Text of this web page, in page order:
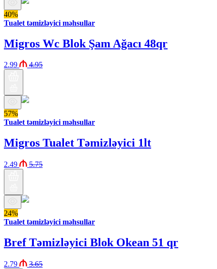
40%
Tualet təmizləyici məhsullar
Migros Wc Blok Şam Ağacı 48qr
2.99 4.95
57%
Tualet təmizləyici məhsullar
Migros Tualet Təmizləyici 1lt
2.49 5.75
24%
Tualet təmizləyici məhsullar
Bref Təmizləyici Blok Okean 51 qr
2.79 3.65